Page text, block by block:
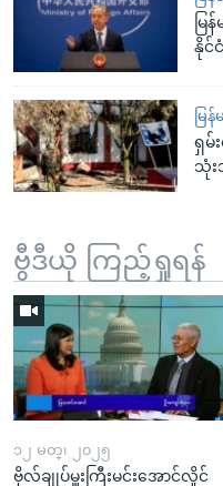
မြ
နိုင်
မြန်
ရှမ်
သုံး
ဗွီဒီယို ကြည့်ရှုရန်
၁၂ မတ္၊ ၂၀၂၅
ဗိုလ်ချုပ်မှူးကြီးမင်းအောင်လှိုင်